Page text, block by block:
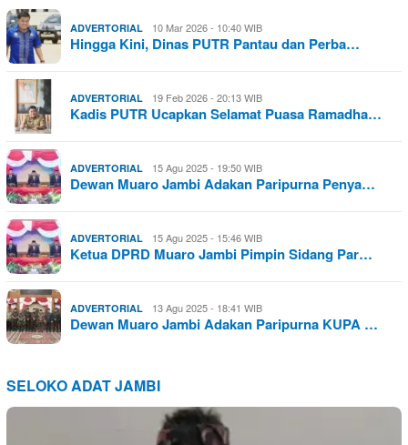
ADVERTORIAL 10 Mar 2026 - 10:40 WIB
Hingga Kini, Dinas PUTR Pantau dan Perba…
ADVERTORIAL 19 Feb 2026 - 20:13 WIB
Kadis PUTR Ucapkan Selamat Puasa Ramadha…
ADVERTORIAL 15 Agu 2025 - 19:50 WIB
Dewan Muaro Jambi Adakan Paripurna Penya…
ADVERTORIAL 15 Agu 2025 - 15:46 WIB
Ketua DPRD Muaro Jambi Pimpin Sidang Par…
ADVERTORIAL 13 Agu 2025 - 18:41 WIB
Dewan Muaro Jambi Adakan Paripurna KUPA …
SELOKO ADAT JAMBI